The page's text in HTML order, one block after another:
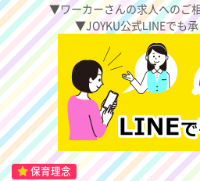
▼ワーカーさんの求人へのご
▼JOYKU公式LINEでも
保育理念